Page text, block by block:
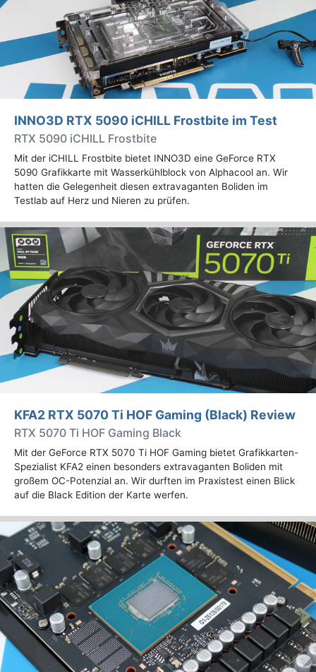
INNO3D RTX 5090 iCHILL Frostbite im Test
RTX 5090 iCHILL Frostbite
Mit der iCHILL Frostbite bietet INNO3D eine GeForce RTX
5090 Grafikkarte mit Wasserkühlblock von Alphacool an. Wir
hatten die Gelegenheit diesen extravaganten Boliden im
Testlab auf Herz und Nieren zu prüfen.
KFA2 RTX 5070 Ti HOF Gaming (Black) Review
RTX 5070 Ti HOF Gaming Black
Mit der GeForce RTX 5070 Ti HOF Gaming bietet Grafikkarten-
Spezialist KFA2 einen besonders extravaganten Boliden mit
großem OC-Potenzial an. Wir durften im Praxistest einen Blick
auf die Black Edition der Karte werfen.